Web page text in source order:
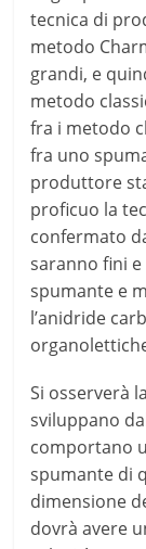
tecnica di
metodo
grandi, e
metodo
fra i metodo
fra uno
produttore
proficuo la
confermato
saranno fini
spumante e
l’anidride
Si osserverà
sviluppano
comportano
spumante di
dimensione
dovrà avere